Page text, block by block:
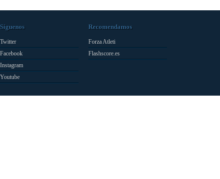
Síguenos
Twitter
Facebook
Instagram
Youtube
Recomendamos
Forza Atleti
Flashscore.es